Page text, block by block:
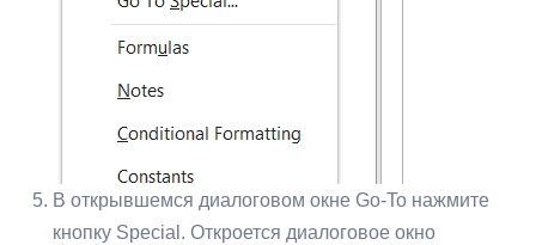
В открывшемся диалоговом окне Go-To нажмите
кнопку Special. Откроется диалоговое окно